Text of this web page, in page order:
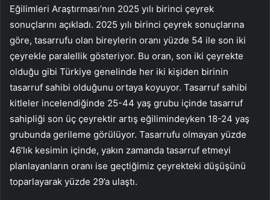
Eğilimleri Araştırması’nın 2025 yılı birinci çeyrek
sonuçlarını açıkladı. 2025 yılı birinci çeyrek sonuçlarına
göre, tasarrufu olan bireylerin oranı yüzde 54 ile son iki
çeyrekle paralellik gösteriyor. Bu oran, son iki çeyrekte
olduğu gibi Türkiye genelinde her iki kişiden birinin
tasarruf sahibi olduğunu ortaya koyuyor. Tasarruf sahibi
kitleler incelendiğinde 25-44 yaş grubu içinde tasarruf
sahipliği son üç çeyrektir artış eğilimindeyken 18-24 yaş
grubunda gerileme görülüyor. Tasarrufu olmayan yüzde
46’lık kesimin içinde, yakın zamanda tasarruf etmeyi
planlayanların oranı ise geçtiğimiz çeyrekteki düşüşünü
toparlayarak yüzde 29’a ulaştı.